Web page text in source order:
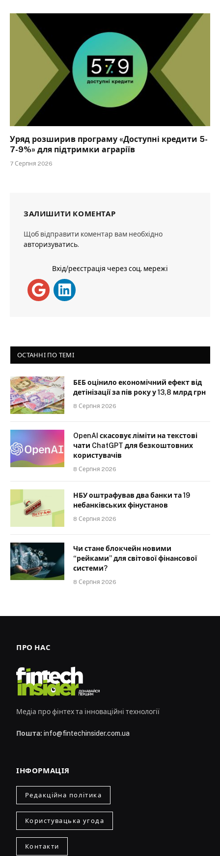
Уряд розширив програму «Доступні кредити 5-
7-9%» для підтримки аграріїв
7 Серпня 2026
ЗАЛИШИТИ КОМЕНТАР
Щоб відправити коментар вам необхідно
авторизуватись.
Вхід/реєстрація через соц. мережі
ОСТАННІ ПО ТЕМІ
БЕБ оцінило економічний ефект від
детінізації за пів року у 13,8 млрд грн
8 Серпня 2026
OpenAI скасовує ліміти на текстові
чати ChatGPT для безкоштовних
користувачів
8 Серпня 2026
НБУ оштрафував два банки та 19
небанківських фінустанов
8 Серпня 2026
Чи стане блокчейн новими
“рейками” для світової фінансової
системи?
8 Серпня 2026
ПРО НАС
Медіа про фінтех та інноваційні технології
Пошта: info@fintechinsider.com.ua
ІНФОРМАЦІЯ
Редакційна політика
Користувацька угода
Контакти